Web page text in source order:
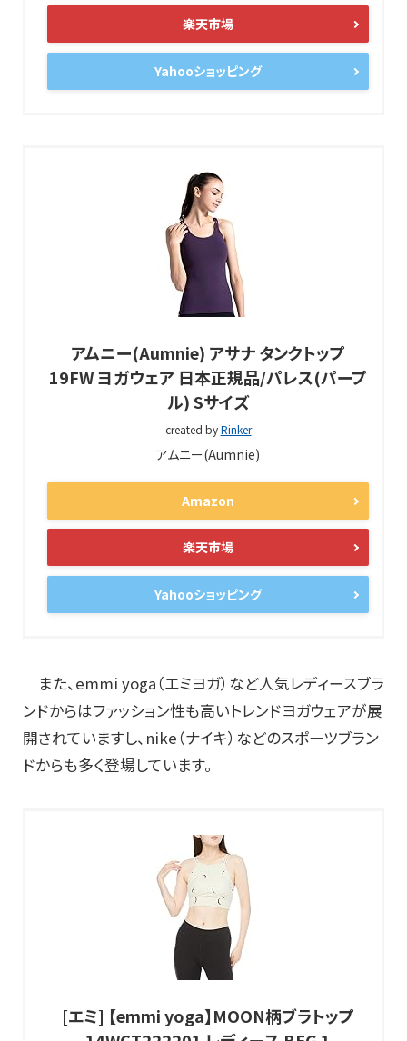
楽天市場
Yahooショッピング
アムニー(Aumnie) アサナ タンクトップ
19FW ヨガウェア 日本正規品/パレス(パープ
ル) Sサイズ
created byRinker
アムニー(Aumnie)
Amazon
楽天市場
Yahooショッピング
また、emmi yoga（エミヨガ）など人気レディースブラ
ンドからはファッション性も高いトレンドヨガウェアが展
開されていますし、nike（ナイキ）などのスポーツブラン
ドからも多く登場しています。
[エミ] 【emmi yoga】MOON柄ブラトップ